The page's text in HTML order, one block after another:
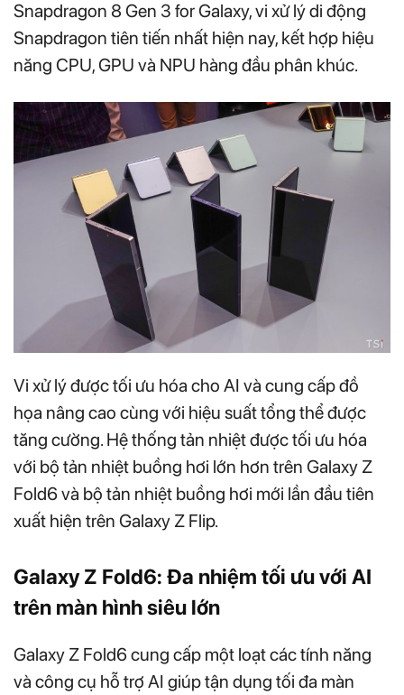
Snapdragon 8 Gen 3 for Galaxy, vi xử lý di động
Snapdragon tiên tiến nhất hiện nay, kết hợp hiệu
năng CPU, GPU và NPU hàng đầu phân khúc.
Vi xử lý được tối ưu hóa cho AI và cung cấp đồ
họa nâng cao cùng với hiệu suất tổng thể được
tăng cường. Hệ thống tản nhiệt được tối ưu hóa
với bộ tản nhiệt buồng hơi lớn hơn trên Galaxy Z
Fold6 và bộ tản nhiệt buồng hơi mới lần đầu tiên
xuất hiện trên Galaxy Z Flip.
Galaxy Z Fold6: Đa nhiệm tối ưu với AI
trên màn hình siêu lớn
Galaxy Z Fold6 cung cấp một loạt các tính năng
và công cụ hỗ trợ AI giúp tận dụng tối đa màn